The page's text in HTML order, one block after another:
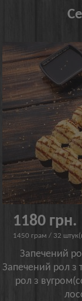
1180 грн.
1450 грам / 32
Запечений
Запечений рол з
рол з